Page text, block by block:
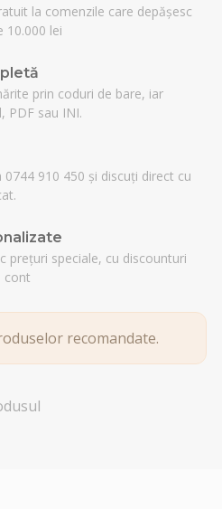
la comenzile care depășesc
10.000 lei
prin coduri de bare, iar
PDF sau INI.
0744 910 450 și discuți direct cu
prețuri speciale, cu discounturi
cont
recomandate.